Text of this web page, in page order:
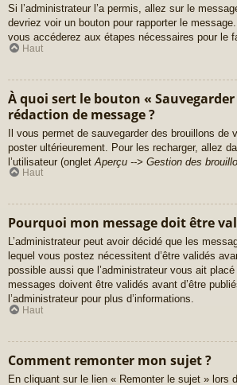
Si l’administrateur l’a permis, allez sur le
devriez voir un bouton pour rapporter le
vous accéderez aux étapes nécessaires pour le
Haut
À quoi sert le bouton «
rédaction de message ?
Il vous permet de sauvegarder des brouillons de
poster ultérieurement. Pour les recharger, allez
l’utilisateur (onglet Aperçu --> Gestion des
Haut
Pourquoi mon message doit être
L’administrateur peut avoir décidé que les
lequel vous postez nécessitent d’être validés
possible aussi que l’administrateur vous ait
messages doivent être validés avant d’être
l’administrateur pour plus d’informations.
Haut
Comment remonter mon sujet ?
En cliquant sur le lien « Remonter le sujet » lors